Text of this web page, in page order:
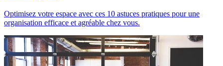
Optimisez votre espace avec ces 10 astuces pratiques pour une
organisation efficace et agréable chez vous.